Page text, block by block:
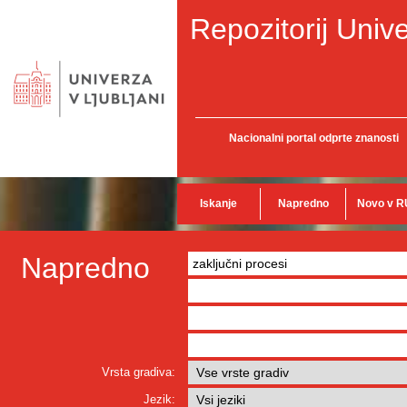
Repozitorij
Nacionalni portal odprte znanosti
Iskanje Napredno Novo v
Napredno
Vrsta gradiva:
Jezik: